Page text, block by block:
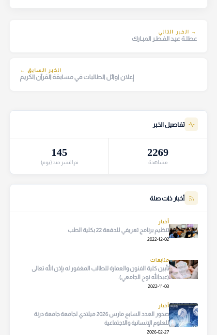
→ الخبر التالي
عطلـة عيـد الفـطـر المبـارك
الخبر السابق ←
إعلان اوائل الطالبات في مسابقة القرآن الكريم
تفاصيل الخبر
2269
مشاهدة
145
تم النشر منذ (يوم)
أخبار ذات صلة
أخبار
تنظيم برنامج تعريفي للدفعة 22 بكلية الطب
2022-12-02
متابعات
تأبين كلية الفنون والعمارة للطالب المغفور له بإذن الله تعالى
(عبدالله نوح الجامعي).
2022-11-03
أخبار
صدور العدد السابع مارس 2026 ميلادي لجامعة جامعة درنة
للعلوم الإنسانية والاجتماعية
2026-02-27